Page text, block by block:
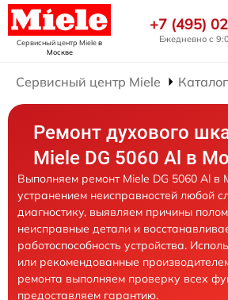
Сервисный центр Mieleв
Москве
+7 (495)
Ежедневно с
Сервисный центр Miele
Ремонт духового
Miele DG 5060 Al в
Выполняем ремонт Miele DG 5060 Al в
устранением неисправностей любой
диагностику, выявляем причины
неисправные детали и
работоспособность устройства.
или рекомендованные
ремонта выполняем проверку всех
предоставляем гарантию.